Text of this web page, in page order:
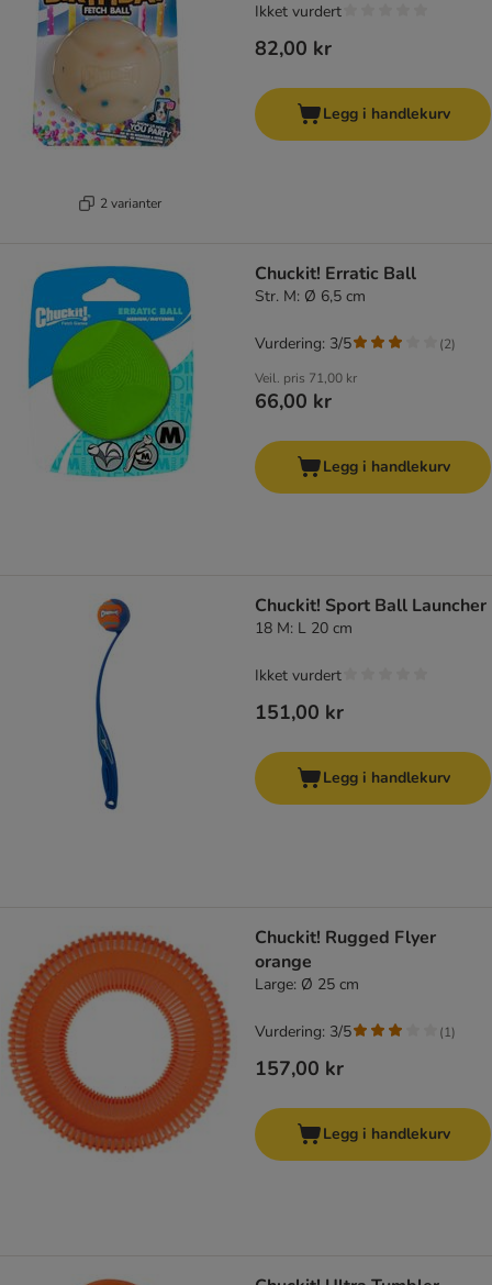
2 varianter
82,00 kr
Ikket vurdert
Legg i handlekurv
Chuckit! Erratic Ball
Str. M: Ø 6,5 cm
Veil. pris 71,00 kr
66,00 kr
Vurdering: 3/5 (2)
Legg i handlekurv
Chuckit! Sport Ball Launcher
18 M: L 20 cm
151,00 kr
Ikket vurdert
Legg i handlekurv
Chuckit! Rugged Flyer
orange
Large: Ø 25 cm
157,00 kr
Vurdering: 3/5 (1)
Legg i handlekurv